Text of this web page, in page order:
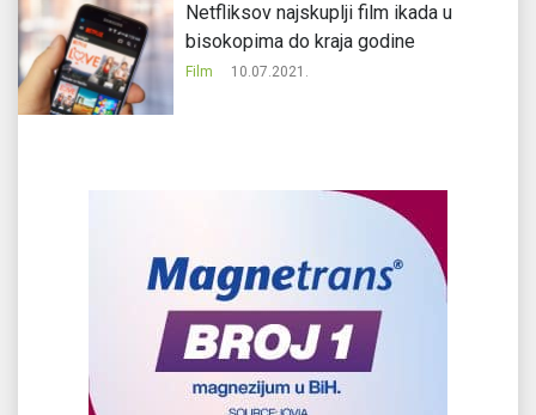
Netfliksov najskuplji film ikada u
bisokopima do kraja godine
Film 10.07.2021.